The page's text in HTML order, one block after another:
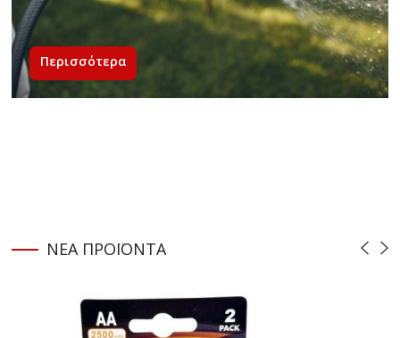
Περισσότερα
ΝΕΑΠΡΟΪΟΝΤΑ